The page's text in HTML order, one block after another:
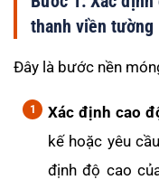
thanh viền tường
Đây là bước nền
Xác định cao
kế hoặc yêu
định độ cao